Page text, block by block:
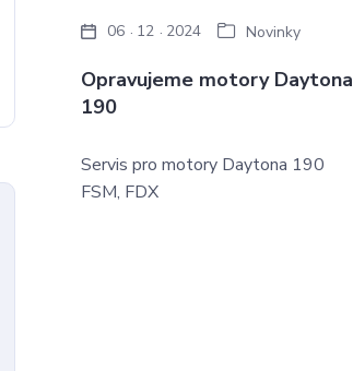
Opravujeme motory Daytona
190
06 12 2024 Novinky
Servis pro motory Daytona 190
FSM, FDX